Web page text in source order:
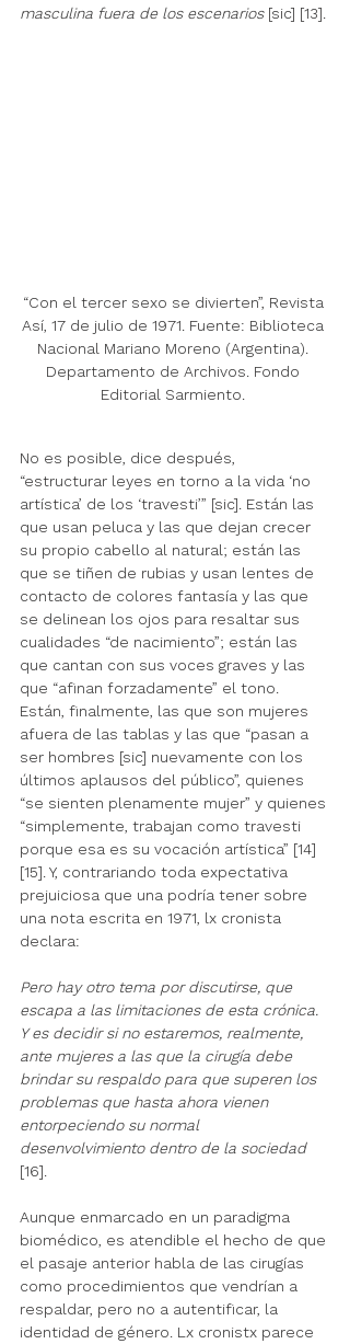
masculina fuera de los escenarios [sic] [13].
“Con el tercer sexo se divierten”, Revista
Así, 17 de julio de 1971. Fuente: Biblioteca
Nacional Mariano Moreno (Argentina).
Departamento de Archivos. Fondo
Editorial Sarmiento.
No es posible, dice después,
“estructurar leyes en torno a la vida ‘no
artística’ de los ‘travesti’” [sic]. Están las
que usan peluca y las que dejan crecer
su propio cabello al natural; están las
que se tiñen de rubias y usan lentes de
contacto de colores fantasía y las que
se delinean los ojos para resaltar sus
cualidades “de nacimiento”; están las
que cantan con sus voces graves y las
que “afinan forzadamente” el tono.
Están, finalmente, las que son mujeres
afuera de las tablas y las que “pasan a
ser hombres [sic] nuevamente con los
últimos aplausos del público”, quienes
“se sienten plenamente mujer” y quienes
“simplemente, trabajan como travesti
porque esa es su vocación artística” [14]
[15]. Y, contrariando toda expectativa
prejuiciosa que una podría tener sobre
una nota escrita en 1971, lx cronista
declara:
Pero hay otro tema por discutirse, que
escapa a las limitaciones de esta crónica.
Y es decidir si no estaremos, realmente,
ante mujeres a las que la cirugía debe
brindar su respaldo para que superen los
problemas que hasta ahora vienen
entorpeciendo su normal
desenvolvimiento dentro de la sociedad
[16].
Aunque enmarcado en un paradigma
biomédico, es atendible el hecho de que
el pasaje anterior habla de las cirugías
como procedimientos que vendrían a
respaldar, pero no a autentificar, la
identidad de género. Lx cronistx parece